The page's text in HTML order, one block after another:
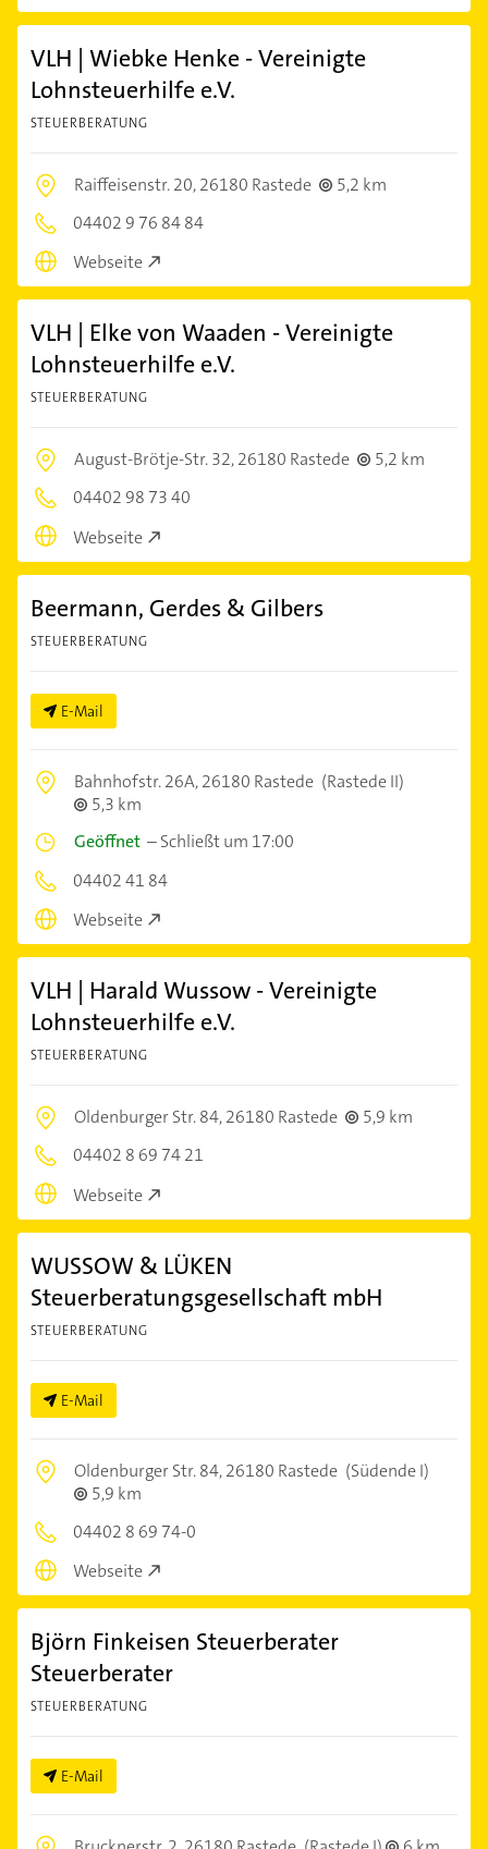
VLH | Wiebke Henke - Vereinigte
Lohnsteuerhilfe e.V.
STEUERBERATUNG
Raiffeisenstr. 20,26180 Rastede
5,2 km
04402 9 76 84 84
Webseite
VLH | Elke von Waaden - Vereinigte
Lohnsteuerhilfe e.V.
STEUERBERATUNG
August-Brötje-Str. 32,26180 Rastede
5,2 km
04402 98 73 40
Webseite
Beermann, Gerdes & Gilbers
STEUERBERATUNG
E-Mail
Bahnhofstr. 26A,26180 Rastede (Rastede II)
5,3 km
Geöffnet –Schließt um 17:00
04402 41 84
Webseite
VLH | Harald Wussow - Vereinigte
Lohnsteuerhilfe e.V.
STEUERBERATUNG
Oldenburger Str. 84,26180 Rastede
5,9 km
04402 8 69 74 21
Webseite
WUSSOW & LÜKEN
Steuerberatungsgesellschaft mbH
STEUERBERATUNG
E-Mail
Oldenburger Str. 84,26180 Rastede (Südende I)
5,9 km
04402 8 69 74-0
Webseite
Björn Finkeisen Steuerberater
Steuerberater
STEUERBERATUNG
E-Mail